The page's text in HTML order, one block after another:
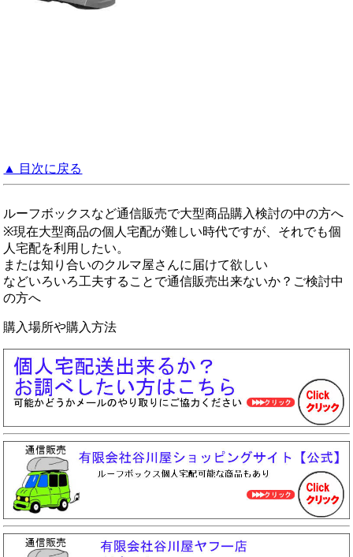
▲ 目次に戻る
ルーフボックスなど通信販売で大型商品購入検討の中の方へ
※現在大型商品の個人宅配が難しい時代ですが、それでも個
人宅配を利用したい。
または知り合いのクルマ屋さんに届けて欲しい
などいろいろ工夫することで通信販売出来ないか？ご検討中
の方へ
購入場所や購入方法